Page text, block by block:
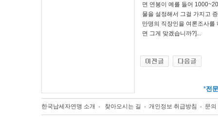
면 연봉이 예를 들어
물을 설정해서 그걸 가지고
만명의 직장인을 여론조사를
면 그게 맞겠습니까?]...
*전문
한국납세자연맹 소개 찾아오시는 길 개인정보 취급방침 문